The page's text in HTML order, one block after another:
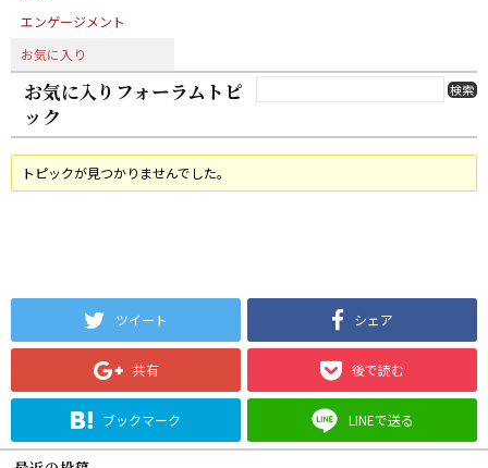
エンゲージメント
お気に入り
お気に入りフォーラムトピ
ック
トピックが見つかりませんでした。
ツイート シェア
共有 後で読む
ブックマーク LINEで送る